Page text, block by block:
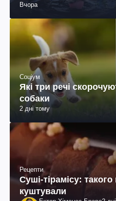
Вчора
Соціум
Які три речі
собаки
2 дні тому
Рецепти
Суші-тірамісу:
куштували